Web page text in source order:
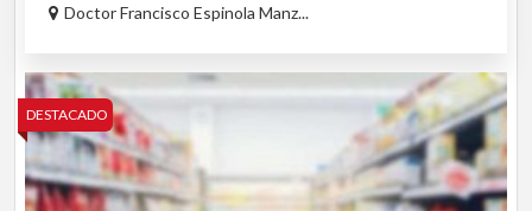
Doctor Francisco Espinola Manz...
DESTACADO